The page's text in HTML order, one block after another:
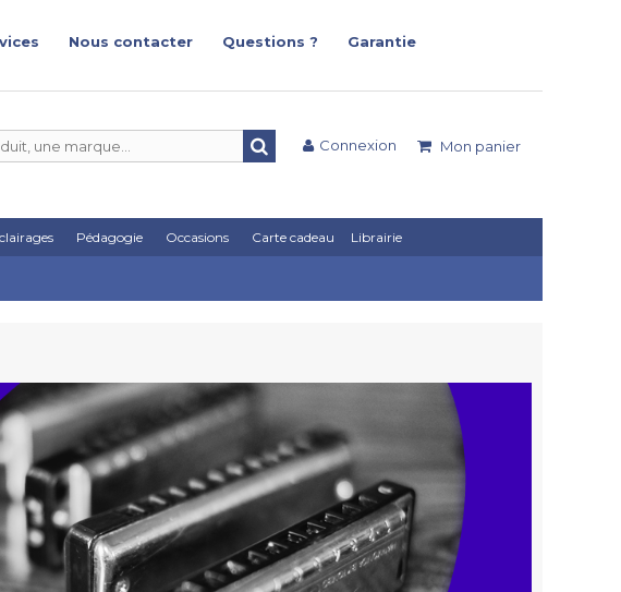
Nous contacter Questions ?
Garantie
Mon panier
Connexion
Pédagogie Occasions Carte cadeau Librairie